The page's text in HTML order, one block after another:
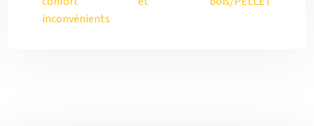
inconvénients